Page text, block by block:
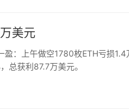
美元
：上午做空1780枚ETH亏损1.4
总获利87.7万美元。